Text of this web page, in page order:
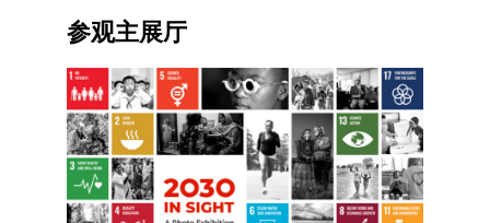
参观主展厅